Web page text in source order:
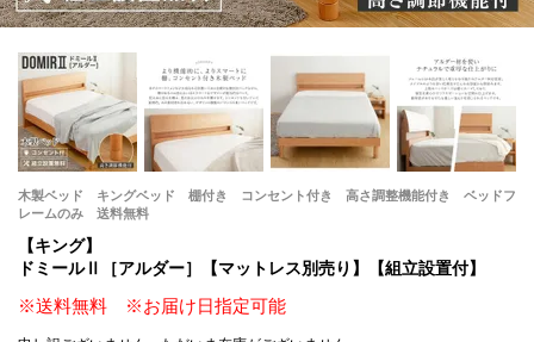
木製ベッド キングベッド 棚付き コンセント付き 高さ調整機能付き ベッドフ
レームのみ 送料無料
【キング】
ドミールⅡ［アルダー］【マットレス別売り】【組立設置付】
※送料無料 ※お届け日指定可能